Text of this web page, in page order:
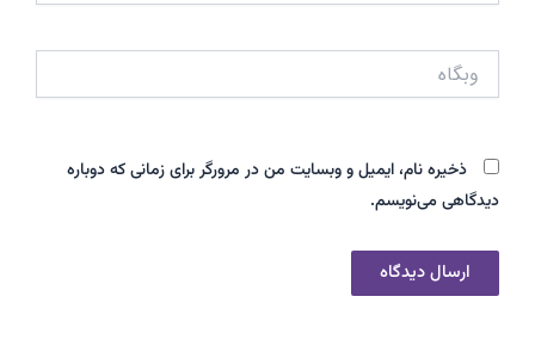
ذخیره نام، ایمیل و وبسایت من در مرورگر برای زمانی که دوباره
دیدگاهی می‌نویسم.